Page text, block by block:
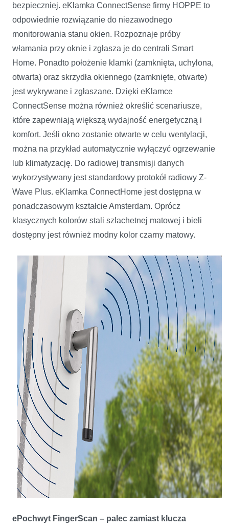
bezpieczniej. eKlamka ConnectSense firmy HOPPE to
odpowiednie rozwiązanie do niezawodnego
monitorowania stanu okien. Rozpoznaje próby
włamania przy oknie i zgłasza je do centrali Smart
Home. Ponadto położenie klamki (zamknięta, uchylona,
otwarta) oraz skrzydła okiennego (zamknięte, otwarte)
jest wykrywane i zgłaszane. Dzięki eKlamce
ConnectSense można również określić scenariusze,
które zapewniają większą wydajność energetyczną i
komfort. Jeśli okno zostanie otwarte w celu wentylacji,
można na przykład automatycznie wyłączyć ogrzewanie
lub klimatyzację. Do radiowej transmisji danych
wykorzystywany jest standardowy protokół radiowy Z-
Wave Plus. eKlamka ConnectHome jest dostępna w
ponadczasowym kształcie Amsterdam. Oprócz
klasycznych kolorów stali szlachetnej matowej i bieli
dostępny jest również modny kolor czarny matowy.
ePochwyt FingerScan – palec zamiast klucza